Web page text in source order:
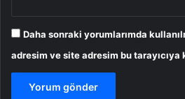
Daha sonraki yorumlarımda
adresim ve site adresim bu tarayıcıya